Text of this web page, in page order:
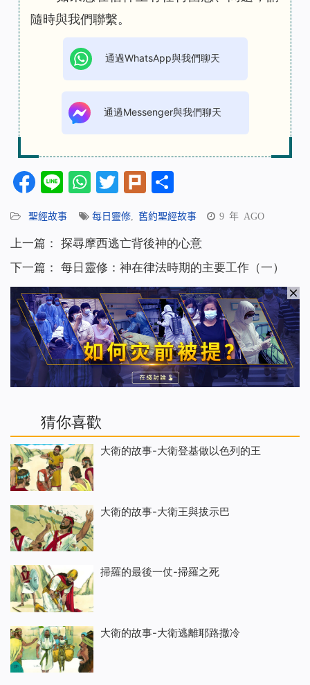
隨時與我們聯繫。
通過WhatsApp與我們聊天
通過Messenger與我們聊天
Facebook
LineWhatsApp
Twitter
Plurk
享
聖經故事 每日靈修 舊約聖經故事 9 年 AGO
上一篇： 探尋摩西逃亡背後神的心意
下一篇： 每日靈修：神在律法時期的主要工作（一）
猜你喜歡
大衛的故事-大衛登基做以色列的王
大衛的故事-大衛王與拔示巴
掃羅的最後一仗-掃羅之死
大衛的故事-大衛逃離耶路撒冷